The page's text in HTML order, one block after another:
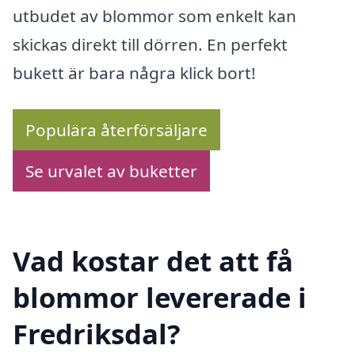
utbudet av blommor som enkelt kan
skickas direkt till dörren. En perfekt
bukett är bara några klick bort!
Populära återförsäljare
Se urvalet av buketter
Vad kostar det att få
blommor levererade i
Fredriksdal?